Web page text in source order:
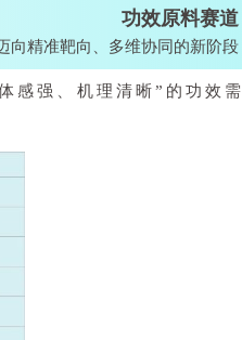
功效原料赛道
向精准靶向、多维协同的新阶段
感强、机理清晰”的功效需